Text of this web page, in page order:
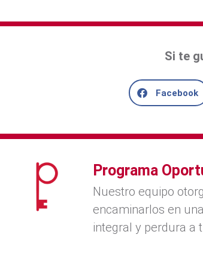
Si te
Facebook
Programa
Nuestro equipo
encaminarlos en
integral y perdura a